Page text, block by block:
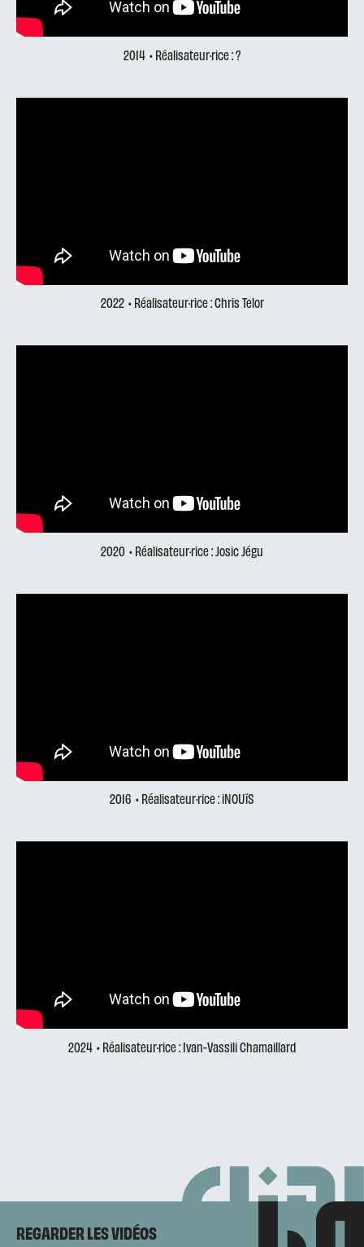
2014 • Réalisateur·rice : ?
2022 • Réalisateur·rice : Chris Telor
2020 • Réalisateur·rice : Josic Jégu
2016 • Réalisateur·rice : iNOUïS
2024 • Réalisateur·rice : Ivan-Vassili Chamaillard
REGARDER LES VIDÉOS